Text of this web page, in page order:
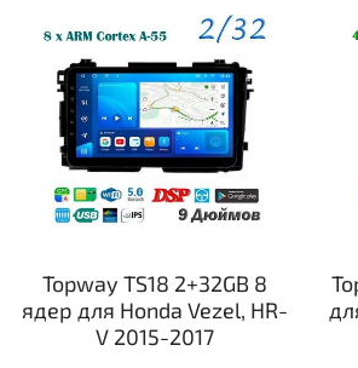
Topway TS18 2+32GB 8
ядер для Honda Vezel, HR-
V 2015-2017